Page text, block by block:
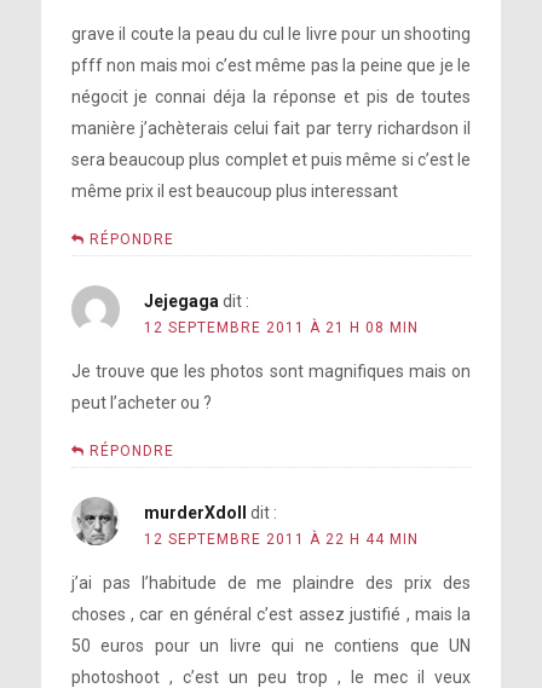
grave il coute la peau du cul le livre pour un shooting
pfff non mais moi c’est même pas la peine que je le
négocit je connai déja la réponse et pis de toutes
manière j’achèterais celui fait par terry richardson il
sera beaucoup plus complet et puis même si c’est le
même prix il est beaucoup plus interessant
RÉPONDRE
Jejegaga dit :
12 SEPTEMBRE 2011 À 21 H 08 MIN
Je trouve que les photos sont magnifiques mais on
peut l’acheter ou ?
RÉPONDRE
murderXdoll dit :
12 SEPTEMBRE 2011 À 22 H 44 MIN
j’ai pas l’habitude de me plaindre des prix des
choses , car en général c’est assez justifié , mais la
50 euros pour un livre qui ne contiens que UN
photoshoot , c’est un peu trop , le mec il veux